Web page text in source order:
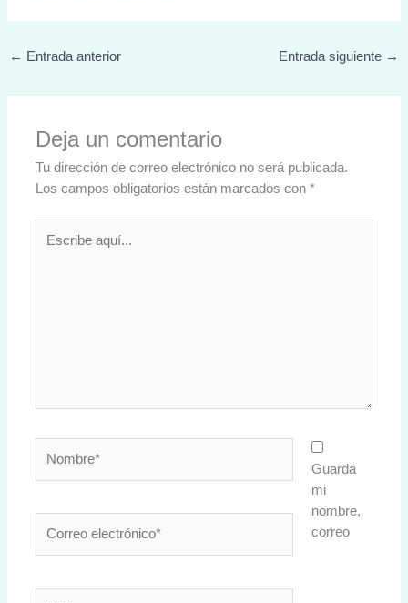
← Entrada anterior Entrada siguiente →
Deja un comentario
Tu dirección de correo electrónico no será publicada.
Los campos obligatorios están marcados con*
aquí...
electrónico*
Guarda
mi
nombre,
correo